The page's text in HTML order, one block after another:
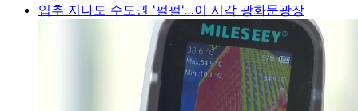
입추 지나도 수도권 '펄펄'…이 시각 광화문광장